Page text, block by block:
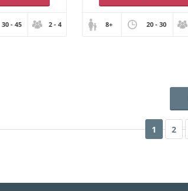
30 - 45 2 - 4 8+ 20 - 30
1 2